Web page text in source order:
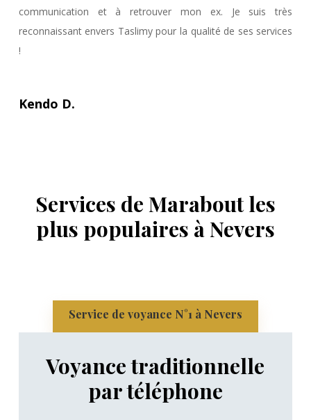
communication et à retrouver mon ex. Je suis très
reconnaissant envers Taslimy pour la qualité de ses services
!
Kendo D.
Services de Marabout les
plus populaires à Nevers
Service de voyance N°1 à Nevers
Voyance traditionnelle
par téléphone